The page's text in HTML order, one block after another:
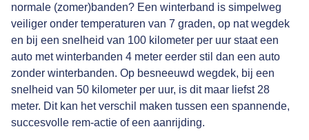
normale (zomer)banden? Een winterband is simpelweg
veiliger onder temperaturen van 7 graden, op nat wegdek
en bij een snelheid van 100 kilometer per uur staat een
auto met winterbanden 4 meter eerder stil dan een auto
zonder winterbanden. Op besneeuwd wegdek, bij een
snelheid van 50 kilometer per uur, is dit maar liefst 28
meter. Dit kan het verschil maken tussen een spannende,
succesvolle rem-actie of een aanrijding.